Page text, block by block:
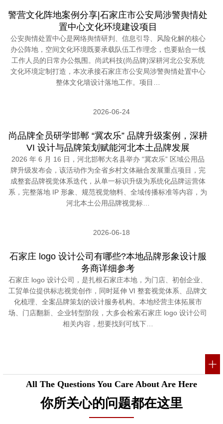
警营文化阵地案例分享|石家庄市公安局涉警舆情处
置中心文化环境建设项目
公安舆情处置中心是网络舆情研判、信息引导、风险化解的核心
办公阵地，空间文化环境既要承载队伍工作理念，也要贴合一线
工作人员的日常办公氛围。尚武科技(尚品牌)深耕河北公安系统
文化环境定制打造，本次承接石家庄市公安局涉警舆情处置中心
整体文化墙设计落地工作。项目…
2026-06-24
尚品牌全员研学邯郸 “冀农乐” 品牌升级案例，深耕
VI 设计与品牌策划赋能河北本土品牌发展
2026 年 6 月 16 日，河北邯郸大名县举办 “冀农乐” 区域公用品
牌升级发布会，该活动作为全省乡村文体融合发展重点项目，完
成整套品牌视觉体系迭代，从单一标识升级为系统化品牌运营体
系，完整落地 IP 形象、规范视觉物料、全域传播标准等内容，为
河北本土公用品牌视觉标…
2026-06-18
石家庄 logo 设计公司有哪些?本地品牌形象设计服
务商详细参考
石家庄 logo 设计公司，是扎根石家庄本地，为门店、初创企业、
工贸单位提供标志视觉创作，同时延伸 VI 整套视觉体系、品牌文
化梳理、全案品牌策划的设计服务机构。本地经营主体拓展市
场、门店翻新、企业转型阶段，大多会检索石家庄 logo 设计公司
相关内容，想要找到可线下…
All The Questions You Care About Are Here
你所关心的问题都在这里